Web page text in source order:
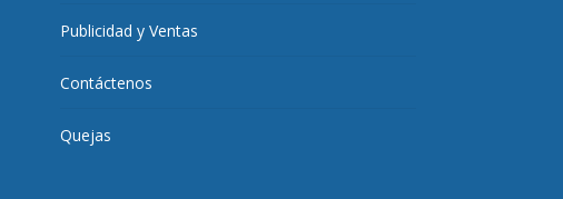
Publicidad y Ventas
Contáctenos
Quejas